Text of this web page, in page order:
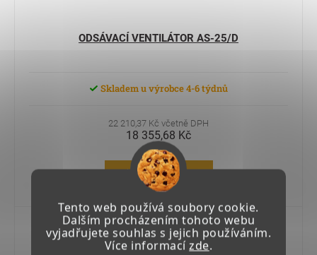
Tento web používá soubory cookie.
Dalším procházením tohoto webu
vyjadřujete souhlas s jejich používáním.
Více informacízde.
ODSÁVACÍ VENTILÁTOR AS-25/D
Skladem u výrobce 4-6 týdnů
22 210,37 Kč včetně DPH
18 355,68 Kč
Do košíku
Kód:27 008 01